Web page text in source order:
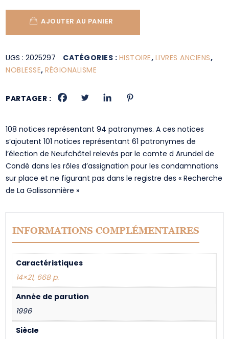
AJOUTER AU PANIER
UGS :2025297 CATÉGORIES : HISTOIRE, LIVRES ANCIENS,
NOBLESSE,RÉGIONALISME
PARTAGER :
108 notices représentant 94 patronymes. A ces notices
s’ajoutent 101 notices représentant 61 patronymes de
l’élection de Neufchâtel relevés par le comte d Arundel de
Condé dans les rôles d’assignation pour les condamnations
sur place et ne figurant pas dans le registre des « Recherche
de La Galissonnière »
INFORMATIONS COMPLÉMENTAIRES
Caractéristiques
14×21, 668 p.
Année de parution
1996
Siècle